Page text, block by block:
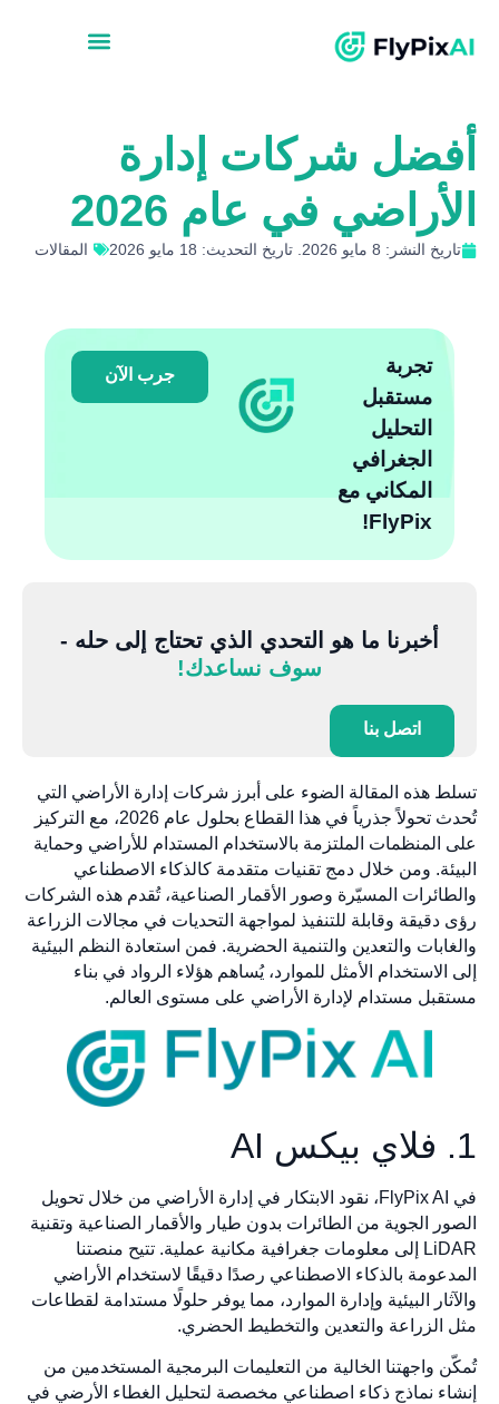
أفضل شركات إدارة
الأراضي في عام 2026
تاريخ النشر: 8 مايو 2026. تاريخ التحديث: 18 مايو 2026 المقالات
تجربة
مستقبل
التحليل
الجغرافي
المكاني مع
FlyPix!
جرب الآن
أخبرنا ما هو التحدي الذي تحتاج إلى حله -
سوف نساعدك!
اتصل بنا
تسلط هذه المقالة الضوء على أبرز شركات إدارة الأراضي التي
تُحدث تحولاً جذرياً في هذا القطاع بحلول عام 2026، مع التركيز
على المنظمات الملتزمة بالاستخدام المستدام للأراضي وحماية
البيئة. ومن خلال دمج تقنيات متقدمة كالذكاء الاصطناعي
والطائرات المسيّرة وصور الأقمار الصناعية، تُقدم هذه الشركات
رؤى دقيقة وقابلة للتنفيذ لمواجهة التحديات في مجالات الزراعة
والغابات والتعدين والتنمية الحضرية. فمن استعادة النظم البيئية
إلى الاستخدام الأمثل للموارد، يُساهم هؤلاء الرواد في بناء
مستقبل مستدام لإدارة الأراضي على مستوى العالم.
1. فلاي بيكس AI
في FlyPix AI، نقود الابتكار في إدارة الأراضي من خلال تحويل
الصور الجوية من الطائرات بدون طيار والأقمار الصناعية وتقنية
LiDAR إلى معلومات جغرافية مكانية عملية. تتيح منصتنا
المدعومة بالذكاء الاصطناعي رصدًا دقيقًا لاستخدام الأراضي
والآثار البيئية وإدارة الموارد، مما يوفر حلولًا مستدامة لقطاعات
مثل الزراعة والتعدين والتخطيط الحضري.
تُمكّن واجهتنا الخالية من التعليمات البرمجية المستخدمين من
إنشاء نماذج ذكاء اصطناعي مخصصة لتحليل الغطاء الأرضي في